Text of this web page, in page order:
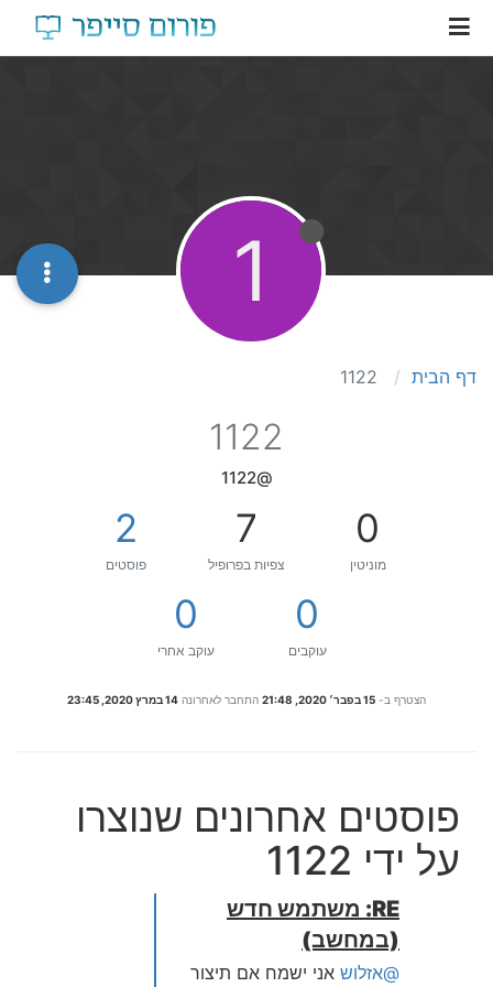
דף הבית 1122
1
1122
@1122
0
מוניטין
7
צפיות בפרופיל
2
פוסטים
0
עוקבים
0
עוקב אחרי
הצטרף ב- 15 בפבר׳ 2020, 21:48 התחבר לאחרונה 14 במרץ 2020, 23:45
פוסטים אחרונים שנוצרו
על ידי 1122
RE: משתמש חדש
(במחשב)
@אזלוש אני ישמח אם תיצור